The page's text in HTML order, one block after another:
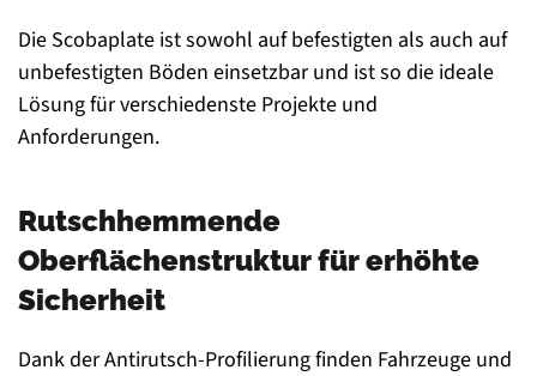
Die Scobaplate ist sowohl auf befestigten als auch auf
unbefestigten Böden einsetzbar und ist so die ideale
Lösung für verschiedenste Projekte und
Anforderungen.
Rutschhemmende
Oberflächenstruktur für erhöhte
Sicherheit
Dank der Antirutsch-Profilierung finden Fahrzeuge und